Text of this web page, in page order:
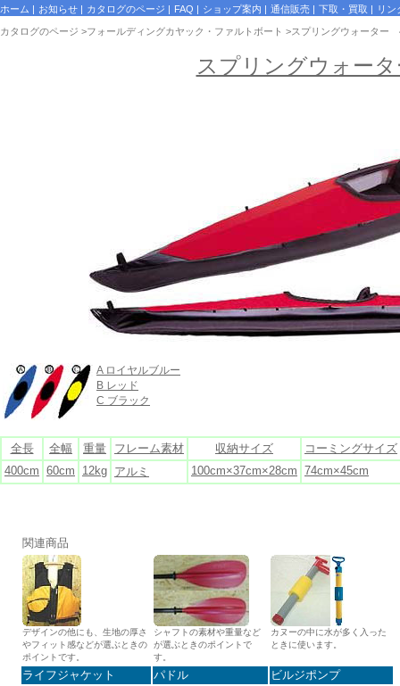
ホーム | お知らせ | カタログのページ | FAQ | ショップ案内 | 通信販売 | 下取・買取 | リン
カタログのページ >フォールディングカヤック・ファルトボート >スプリングウォーター
スプリングウォー
A ロイヤルブルー
B レッド
C ブラック
全長 全幅 重量 フレーム素材 収納サイズ
コーミングサイズ
400cm 60cm 12kg アルミ 100cm×37cm×28cm 74cm×45cm
関連商品
デザインの他にも、生地の厚さ
やフィット感などが選ぶときの
ポイントです。
シャフトの素材や重量など
が選ぶときのポイントで
す。
カヌーの中に水が多く入った
ときに使います。
ライフジャケット パドル ビルジポンプ